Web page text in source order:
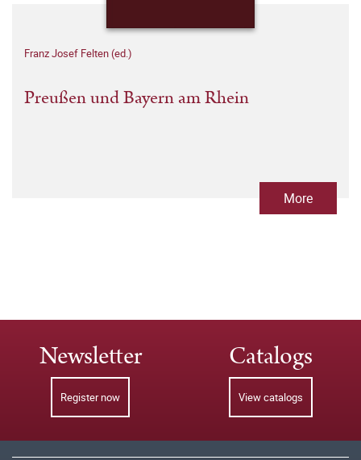
Franz Josef Felten (ed.)
Preußen und Bayern am Rhein
More
Newsletter
Register now
Catalogs
View catalogs